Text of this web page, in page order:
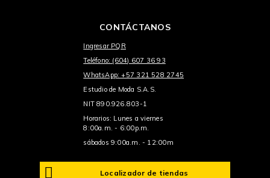
CONTÁCTANOS
Ingresar PQR
Teléfono: (604) 607 36 93
WhatsApp: +57 321 528 2745
Estudio de Moda S.A.S.
NIT 890.926.803-1
Horarios: Lunes a viernes
8:00a.m. - 6:00p.m.
sábados 9:00a.m. - 12:00m
Localizador de tiendas